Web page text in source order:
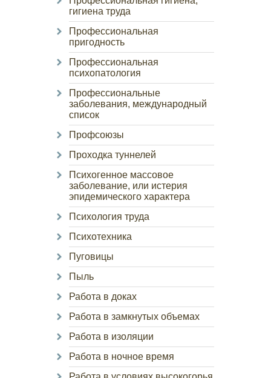
гигиена труда
Профессиональная
пригодность
Профессиональная
психопатология
Профессиональные
заболевания, международный
список
Профсоюзы
Проходка туннелей
Психогенное массовое
заболевание, или истерия
эпидемического характера
Психология труда
Психотехника
Пуговицы
Пыль
Работа в доках
Работа в замкнутых объемах
Работа в изоляции
Работа в ночное время